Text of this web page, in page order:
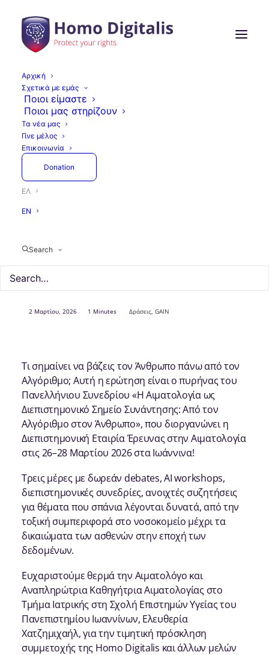
Αρχική
Σχετικά με εμάς
Ποιοι είμαστε
Ποιοι μας στηρίζουν
Τα νέα μας
Γίνε μέλος
Επικοινωνία
Donation
ΕΛ
EN
Search
Η Homo Digitalis
συμμετέχει στο
Πανελλήνιο Συνέδριο "Η
Αιματολογία ως
Διεπιστημονικό Σημείο
Συνάντησης: Από τον
Άνθρωπο"
2 Μαρτίου, 2026 1 Minutes Δράσεις, GAIN
Τι σημαίνει να βάζεις τον Άνθρωπο πάνω από τον
Αλγόριθμο; Αυτή η ερώτηση είναι ο πυρήνας του
Πανελλήνιου Συνεδρίου «Η Αιματολογία ως
Διεπιστημονικό Σημείο Συνάντησης: Από τον
Αλγόριθμο στον Άνθρωπο», που διοργανώνει η
Διεπιστημονική Εταιρία Έρευνας στην Αιματολογία
στις 26–28 Μαρτίου 2026 στα Ιωάννινα!
Τρεις μέρες με δωρεάν debates, AI workshops,
διεπιστημονικές συνεδρίες, ανοιχτές συζητήσεις
για θέματα που σπάνια λέγονται δυνατά, από την
τοξική συμπεριφορά στο νοσοκομείο μέχρι τα
δικαιώματα των ασθενών στην εποχή των
δεδομένων.
Ευχαριστούμε θερμά την Αιματολόγο και
Αναπληρώτρια Καθηγήτρια Αιματολογίας στο
Τμήμα Ιατρικής στη Σχολή Επιστημών Υγείας του
Πανεπιστημίου Ιωαννίνων, Ελευθερία
Χατζημιχαήλ, για την τιμητική πρόσκληση
συμμετοχής της Homo Digitalis και άλλων μελών